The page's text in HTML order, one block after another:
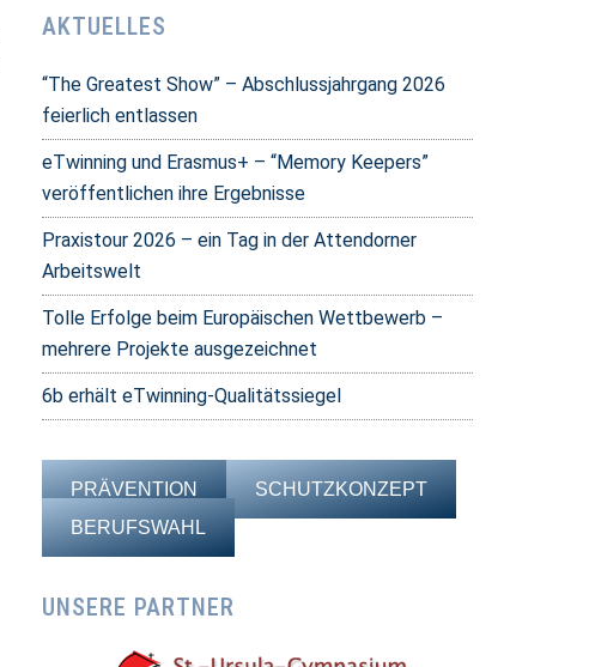
AKTUELLES
“The Greatest Show” – Abschlussjahrgang 2026
feierlich entlassen
eTwinning und Erasmus+ – “Memory Keepers”
veröffentlichen ihre Ergebnisse
Praxistour 2026 – ein Tag in der Attendorner
Arbeitswelt
Tolle Erfolge beim Europäischen Wettbewerb –
mehrere Projekte ausgezeichnet
6b erhält eTwinning-Qualitätssiegel
PRÄVENTION
SCHUTZKONZEPT
BERUFSWAHL
UNSERE PARTNER